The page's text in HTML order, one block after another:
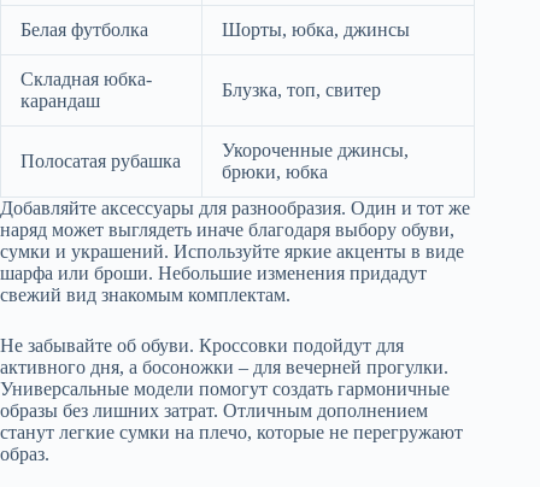
Белая футболка Шорты, юбка, джинсы
Складная юбка-
карандаш
Блузка, топ, свитер
Полосатая рубашка
Укороченные джинсы,
брюки, юбка
Добавляйте аксессуары для разнообразия. Один и тот же
наряд может выглядеть иначе благодаря выбору обуви,
сумки и украшений. Используйте яркие акценты в виде
шарфа или броши. Небольшие изменения придадут
свежий вид знакомым комплектам.
Не забывайте об обуви. Кроссовки подойдут для
активного дня, а босоножки – для вечерней прогулки.
Универсальные модели помогут создать гармоничные
образы без лишних затрат. Отличным дополнением
станут легкие сумки на плечо, которые не перегружают
образ.